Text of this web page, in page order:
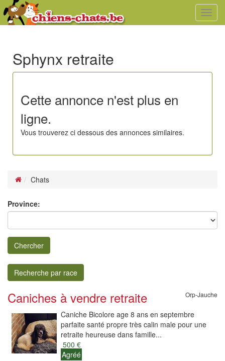
Sphynx retraite
Cette annonce n'est plus en
ligne.
Vous trouverez ci dessous des annonces similaires.
Chats
Province:
Chercher
Recherche par race
Caniches à vendre retraite Orp-Jauche
Caniche Bicolore age 8 ans en septembre
parfaite santé propre très calin male pour une
retraite heureuse dans famille...
500 €
Agréé